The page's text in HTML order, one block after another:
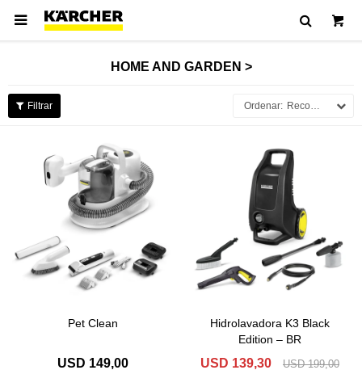

HOME AND GARDEN >
Recomendados
Pet Clean
USD 149,00
Hidrolavadora K3 Black
Edition – BR
USD 139,30 USD 199,00